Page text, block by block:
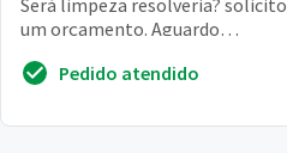
Será limpeza resolveria? solicito
um orçamento. Aguardo
4689 ou e...
Pedido atendido